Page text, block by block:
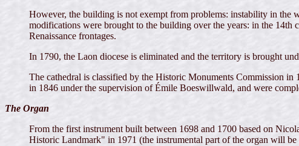
However, the building is not exempt from problems: instability in the
modifications were brought to the building over the years: in the 14th
Renaissance frontages.
In 1790, the Laon diocese is eliminated and the territory is brought
The cathedral is classified by the Historic Monuments Commission
in 1846 under the supervision of Émile Boeswillwald, and were
The Organ
From the first instrument built between 1698 and 1700 based on
Historic Landmark" in 1971 (the instrumental part of the organ will be